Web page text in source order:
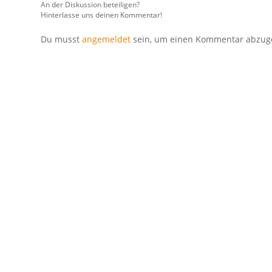
An der Diskussion beteiligen?
Hinterlasse uns deinen Kommentar!
Du musst angemeldet sein, um einen Kommentar